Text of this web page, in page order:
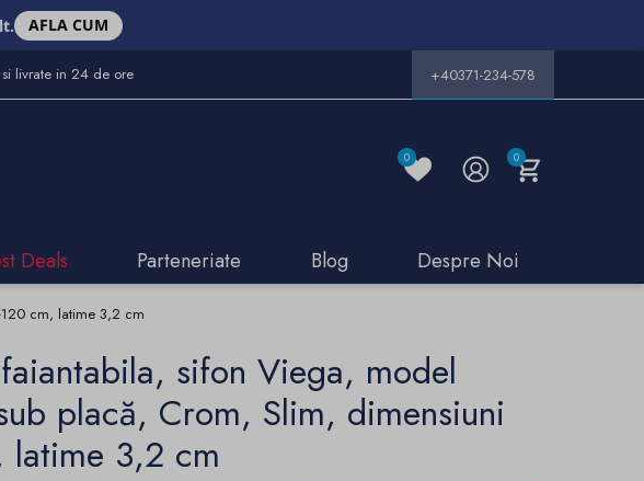
AFLA CUM
livrate in 24 de ore +40371-234-578
0 0
Deals Parteneriate Blog Despre Noi
cm, latime 3,2 cm
sifon Viega, model
placă, Crom, Slim, dimensiuni
latime 3,2 cm